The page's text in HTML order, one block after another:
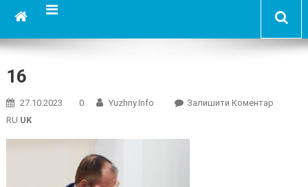
16
27.10.2023 0 Yuzhny.info Залишити КоментарOn
RU UK